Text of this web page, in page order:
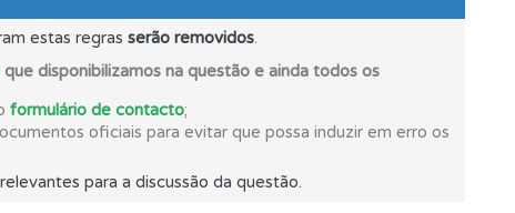
estas regras serão removidos.
que disponibilizamos na questão e ainda todos os
formulário de contacto;
oficiais para evitar que possa induzir em erro os
para a discussão da questão.